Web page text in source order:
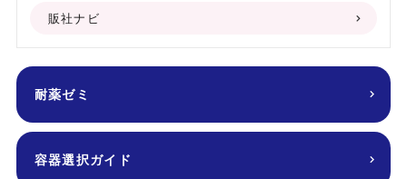
販社ナビ
耐薬ゼミ
容器選択ガイド